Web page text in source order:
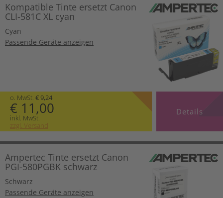
Kompatible Tinte ersetzt Canon
CLI-581C XL cyan
Cyan
Passende Geräte anzeigen
o. MwSt. € 9,24
€ 11,00
inkl. MwSt.
zzgl. Versand
Details
Ampertec Tinte ersetzt Canon
PGI-580PGBK schwarz
Schwarz
Passende Geräte anzeigen